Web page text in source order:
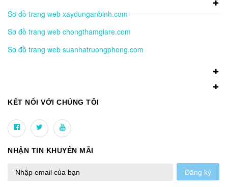
Sơ đồ trang web xaydunganbinh.com
Sơ đồ trang web chongthamgiare.com
Sơ đồ trang web suanhatruongphong.com
KẾT NỐI VỚI CHÚNG TÔI
NHẬN TIN KHUYẾN MÃI
Đăng ký